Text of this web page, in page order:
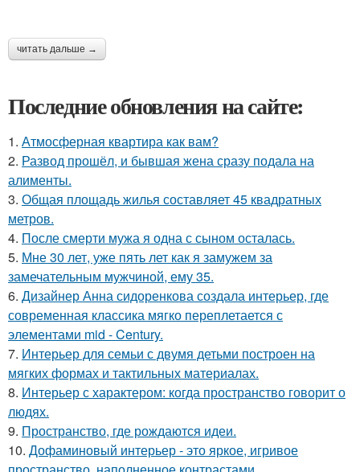
читать дальше →
Последние обновления на сайте:
1. Атмосферная квартира как вам?
2. Развод прошёл, и бывшая жена сразу подала на
алименты.
3. Общая площадь жилья составляет 45 квадратных
метров.
4. После смерти мужа я одна с сыном осталась.
5. Мне 30 лет, уже пять лет как я замужем за
замечательным мужчиной, ему 35.
6. Дизайнер Анна сидоренкова создала интерьер, где
современная классика мягко переплетается с
элементами mid - Century.
7. Интерьер для семьи с двумя детьми построен на
мягких формах и тактильных материалах.
8. Интерьер с характером: когда пространство говорит о
людях.
9. Пространство, где рождаются идеи.
10. Дофаминовый интерьер - это яркое, игривое